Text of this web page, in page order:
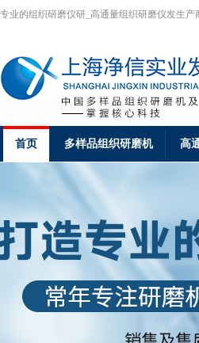
专业的组织研磨仪研_高通量组织研磨仪发生产
首页 多样品组织研磨机 高